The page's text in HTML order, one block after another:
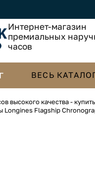
Интернет-магазин
премиальных
часов
ВЕСЬ
высокого качества -
Longines Flagship